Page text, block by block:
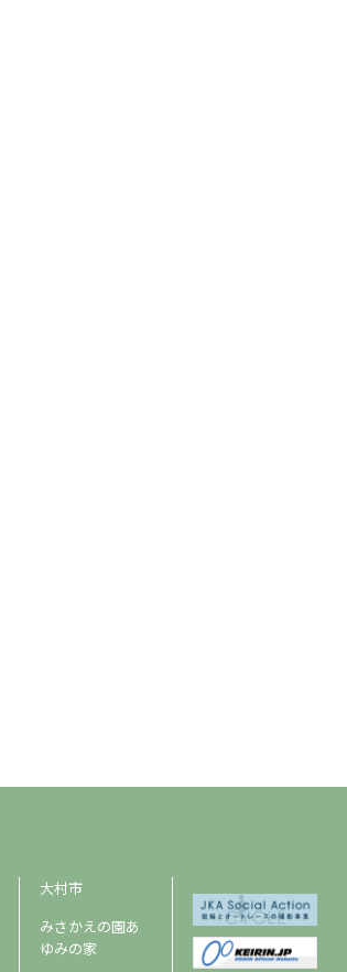
大村市
みさかえの園あ
ゆみの家